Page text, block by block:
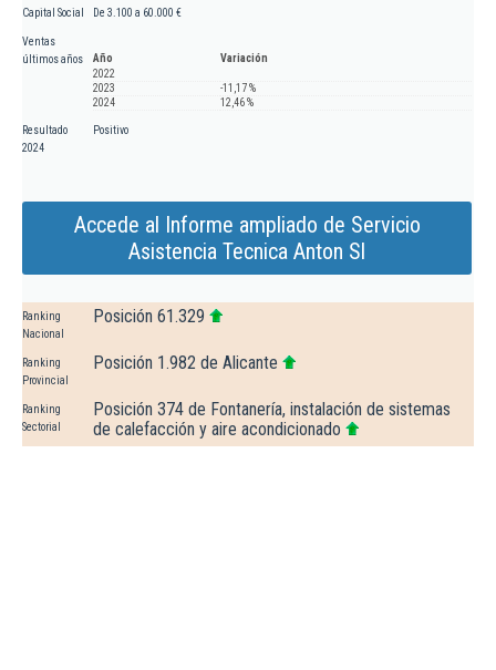
Capital Social De 3.100 a 60.000 €
Ventas
últimos años
Año
Variación
2022
2023
-11,17 %
2024
12,46 %
Resultado
2024
Positivo
Accede al Informe ampliado de Servicio
Asistencia Tecnica Anton Sl
Ranking
Nacional
Posición 61.329
Ranking
Provincial
Posición 1.982 de Alicante
Ranking
Sectorial
Posición 374 de Fontanería, instalación de sistemas
de calefacción y aire acondicionado